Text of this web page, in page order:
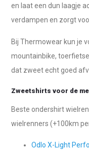
en laat een dun laagje
verdampen en zorgt
Bij Thermowear kun je
mountainbike,
dat zweet echt goed
Zweetshirts voor de
Beste ondershirt
wielrenners (+100km
Odlo X-Light